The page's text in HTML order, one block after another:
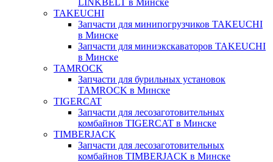
LINKBELT в Минске
TAKEUCHI
Запчасти для минипогрузчиков TAKEUCHI
в Минске
Запчасти для миниэкскаваторов TAKEUCHI
в Минске
TAMROCK
Запчасти для бурильных установок
TAMROCK в Минске
TIGERCAT
Запчасти для лесозаготовительных
комбайнов TIGERCAT в Минске
TIMBERJACK
Запчасти для лесозаготовительных
комбайнов TIMBERJACK в Минске